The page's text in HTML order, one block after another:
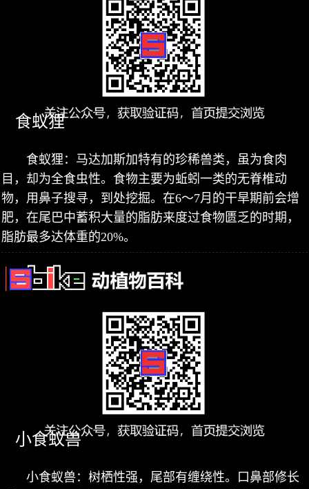
食蚁狸
食蚁狸：马达加斯加特有的珍稀兽类，虽为食肉
目，却为全食虫性。食物主要为蚯蚓一类的无脊椎动
物，用鼻子搜寻，到处挖掘。在6～7月的干旱期前会增
肥，在尾巴中蓄积大量的脂肪来度过食物匮乏的时期，
脂肪最多达体重的20%。
小食蚁兽
小食蚁兽：树栖性强，尾部有缠绕性。口鼻部修长